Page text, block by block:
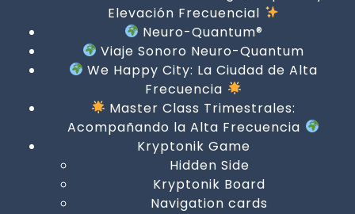
Elevación Frecuencial
Neuro-Quantum®
Viaje Sonoro Neuro-Quantum
We Happy City: La Ciudad de Alta
Frecuencia
Master Class Trimestrales:
Acompañando la Alta Frecuencia
Kryptonik Game
Hidden Side
Kryptonik Board
Navigation cards